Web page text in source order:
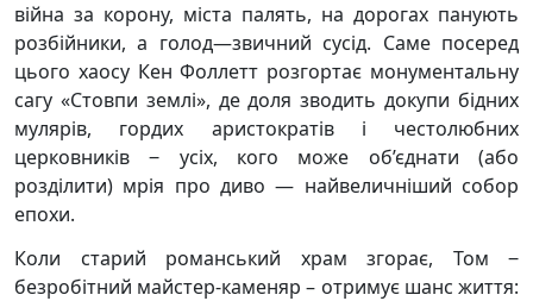
війна за корону, міста палять, на дорогах панують
розбійники, а голод—звичний сусід. Саме посеред
цього хаосу Кен Фоллетт розгортає монументальну
сагу «Стовпи землі», де доля зводить докупи бідних
мулярів, гордих аристократів і честолюбних
церковників ‒ усіх, кого може об’єднати (або
розділити) мрія про диво — найвеличніший собор
епохи.
Коли старий романський храм згорає, Том ‒
безробітний майстер-каменяр – отримує шанс життя: